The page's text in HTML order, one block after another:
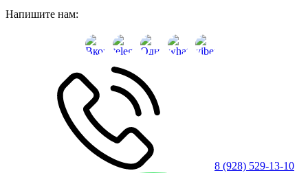
Напишите нам:
8 (928) 529-13-10